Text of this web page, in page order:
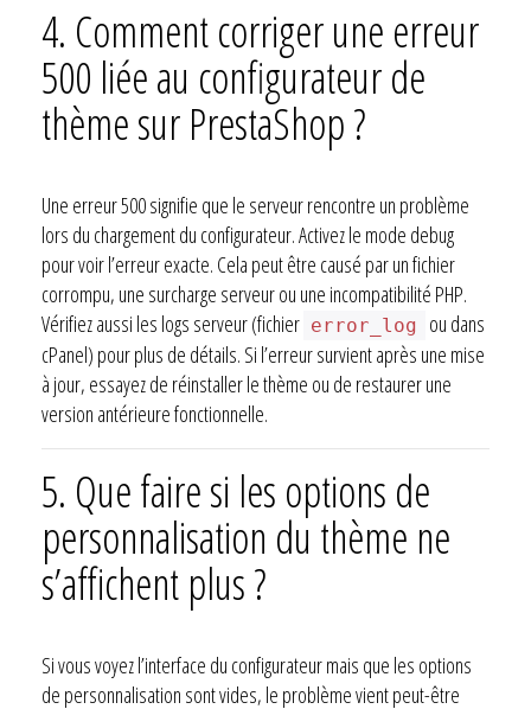
4. Comment corriger une erreur
500 liée au configurateur de
thème sur PrestaShop ?
Une erreur 500 signifie que le serveur rencontre un problème
lors du chargement du configurateur. Activez le mode debug
pour voir l’erreur exacte. Cela peut être causé par un fichier
corrompu, une surcharge serveur ou une incompatibilité PHP.
Vérifiez aussi les logs serveur (fichier error_log
ou dans
cPanel) pour plus de détails. Si l’erreur survient après une mise
à jour, essayez de réinstaller le thème ou de restaurer une
version antérieure fonctionnelle.
5. Que faire si les options de
personnalisation du thème ne
s’affichent plus ?
Si vous voyez l’interface du configurateur mais que les options
de personnalisation sont vides, le problème vient peut-être